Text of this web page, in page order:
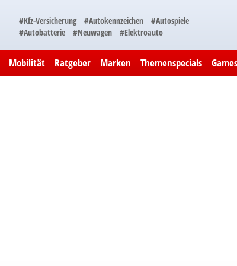
#Kfz-Versicherung #Autokennzeichen
#Autospiele
#Autobatterie
#Neuwagen #Elektroauto
Mobilität Ratgeber Marken Themenspecials Games